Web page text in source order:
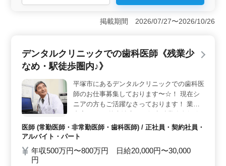
外科経験を持つ医師を募集し、多様な手術技術と治療法
5日の勤務となっており、休診日も含めて柔軟に勤務日数
証されており、ワークライフバランスを保ちやすいで
す。 ＜職場環境＞ クリニックは15床の設備を持
ち、常勤2人、非常勤4人の医師が在籍しています。最高
年齢は73歳と中高年の医師も活躍しています。様々な年
代の医師が協力しながら働いています。
掲載期間 2026/07/27〜2026/10/26
デンタルクリニックでの歯科医師《残業少
なめ・駅徒歩圏内♪》
平塚市にあるデンタルクリニックでの歯科医
師のお仕事募集しております〜☆！ 現在シ
ニアの方もご活躍なさっております！ 業務
険診療中心)を担当 ・・一般歯科/小児歯科
等・・ 歯や歯周病の治療・予防歯科・口腔
事して頂きます！ ポイントは・・ 訪問診療
医師 (常勤医師・非常勤医師・歯科医師) / 正社員・契約社員・
アルバイト・パート
年収500万円〜800万円 日給20,000円〜30,000
円